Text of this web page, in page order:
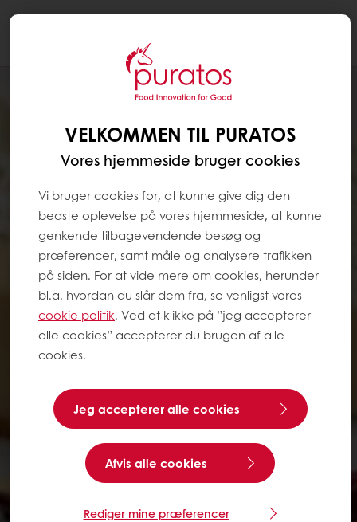
VELKOMMEN TIL PURATOS
Vores hjemmeside bruger cookies
Vi bruger cookies for, at kunne give dig den
bedste oplevelse på vores hjemmeside, at kunne
genkende tilbagevendende besøg og
præferencer, samt måle og analysere trafikken
på siden. For at vide mere om cookies, herunder
bl.a. hvordan du slår dem fra, se venligst vores
cookie politik. Ved at klikke på ”jeg accepterer
alle cookies” accepterer du brugen af alle
cookies.
Jeg accepterer alle cookies
Afvis alle cookies
Rediger mine præferencer